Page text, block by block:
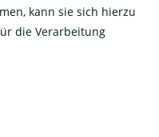
kann sie sich hierzu
die Verarbeitung